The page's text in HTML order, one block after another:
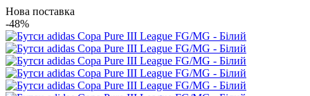
Нова поставка
-48%